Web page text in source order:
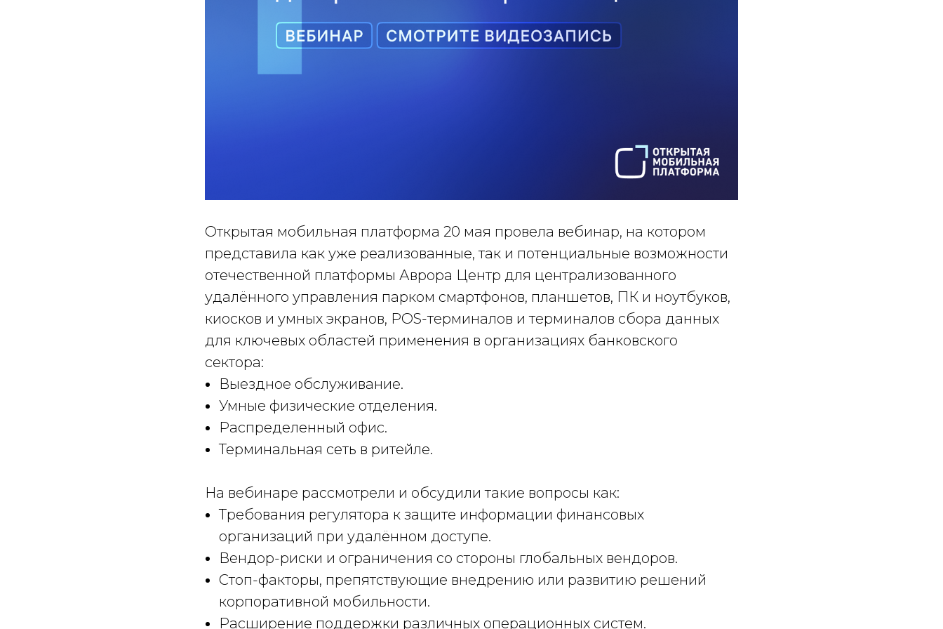
Открытая мобильная платформа 20 мая провела вебинар, на котором
представила как уже реализованные, так и потенциальные возможности
отечественной платформы Аврора Центр для централизованного
удалённого управления парком смартфонов, планшетов, ПК и ноутбуков,
киосков и умных экранов, POS-терминалов и терминалов сбора данных
для ключевых областей применения в организациях банковского
сектора:
Выездное обслуживание.
Умные физические отделения.
Распределенный офис.
Терминальная сеть в ритейле.
На вебинаре рассмотрели и обсудили такие вопросы как:
Требования регулятора к защите информации финансовых
организаций при удалённом доступе.
Вендор-риски и ограничения со стороны глобальных вендоров.
Стоп-факторы, препятствующие внедрению или развитию решений
корпоративной мобильности.
Расширение поддержки различных операционных систем.